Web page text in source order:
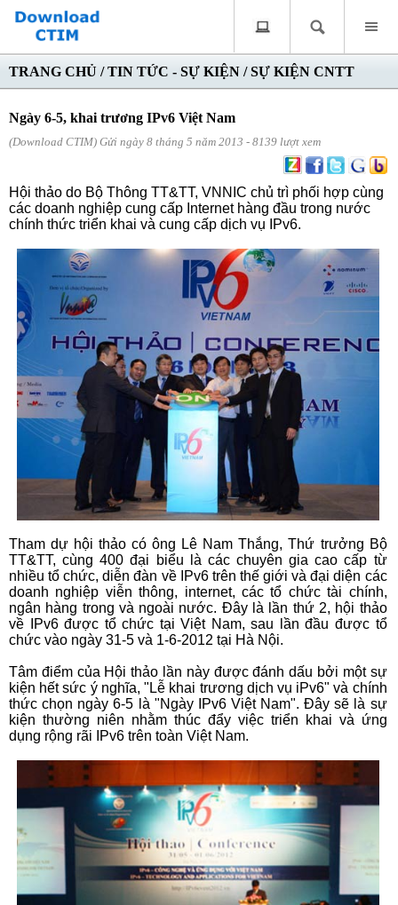
TRANG CHỦ /TIN TỨC - SỰ KIỆN /SỰ KIỆN CNTT
Ngày 6-5, khai trương IPv6 Việt Nam
(Download CTIM) Gửi ngày 8 tháng 5 năm 2013 - 8139 lượt xem
Hội thảo do Bộ Thông TT&TT, VNNIC chủ trì phối hợp cùng
các doanh nghiệp cung cấp Internet hàng đầu trong nước
chính thức triển khai và cung cấp dịch vụ IPv6.
Tham dự hội thảo có ông Lê Nam Thắng, Thứ trưởng Bộ
TT&TT, cùng 400 đại biểu là các chuyên gia cao cấp từ
nhiều tổ chức, diễn đàn về IPv6 trên thế giới và đại diện các
doanh nghiệp viễn thông, internet, các tổ chức tài chính,
ngân hàng trong và ngoài nước. Đây là lần thứ 2, hội thảo
về IPv6 được tổ chức tại Việt Nam, sau lần đầu được tổ
chức vào ngày 31-5 và 1-6-2012 tại Hà Nội.
Tâm điểm của Hội thảo lần này được đánh dấu bởi một sự
kiện hết sức ý nghĩa, "Lễ khai trương dịch vụ iPv6" và chính
thức chọn ngày 6-5 là "Ngày IPv6 Việt Nam". Đây sẽ là sự
kiện thường niên nhằm thúc đẩy việc triển khai và ứng
dụng rộng rãi IPv6 trên toàn Việt Nam.